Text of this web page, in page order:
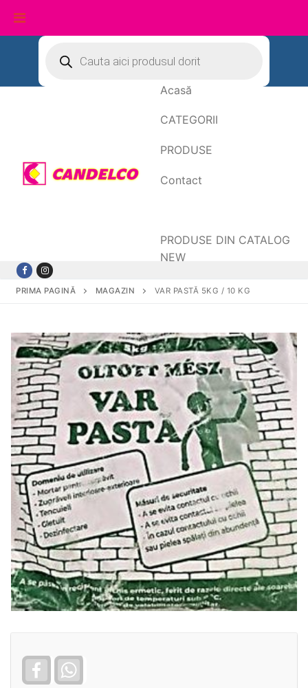
conținut
search
Acasă
CATEGORII
PRODUSE
Contact
PRODUSE DIN CATALOG
NEW
PRIMA PAGINĂ MAGAZIN VAR PASTĂ 5KG / 10 KG
Facebook